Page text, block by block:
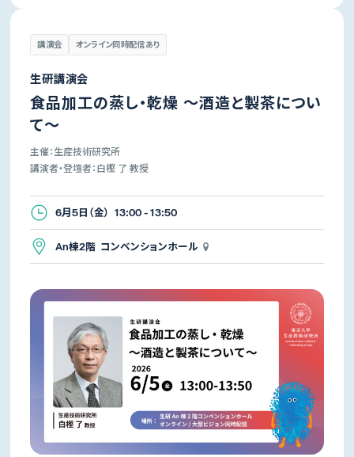
講演会 オンライン同時配信あり
生研講演会
食品加工の蒸し・乾燥 ～酒造と製茶につい
て～
主催：生産技術研究所
講演者・登壇者：白樫 了 教授
6月5日（金） 13:00 - 13:50
An棟2階 コンベンションホール